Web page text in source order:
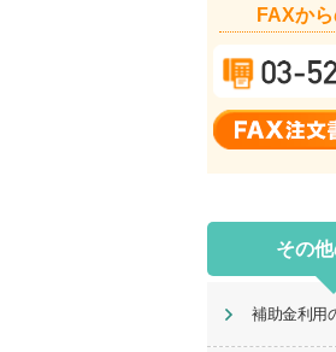
FAXか
その
補助金利用